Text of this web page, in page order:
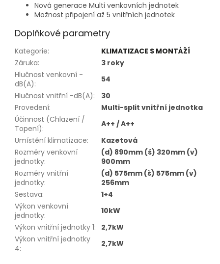
Nová generace Multi venkovních jednotek
Možnost připojení až 5 vnitřních jednotek
Doplňkové parametry
Kategorie:
KLIMATIZACE S MONTÁŽÍ
Záruka:
3 roky
Hlučnost venkovní -
dB(A):
54
Hlučnost vnitřní -dB(A):
30
Provedení:
Multi-split vnitřní jednotka
Účinnost (Chlazení /
Topení):
A++ / A++
Umístění klimatizace:
Kazetová
Rozměry venkovní
jednotky:
(d) 890mm (š) 320mm (v)
900mm
Rozměry vnitřní
jednotky:
(d) 575mm (š) 575mm (v)
256mm
Sestava:
1+4
Výkon venkovní
jednotky:
10kW
Výkon vnitřní jednotky 1:
2,7kW
Výkon vnitřní jednotky
4: 2,7kW